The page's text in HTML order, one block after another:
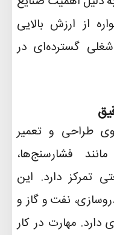
از ارزش بالایی
گسترده‌ای در
طراحی و تعمیر
فشارسنج‌ها،
تمرکز دارد. این
نفت و گاز و
دارد. مهارت در کار